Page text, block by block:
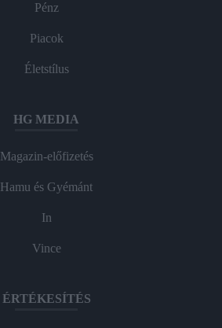
Pénz
Piacok
Életstílus
HG MEDIA
Magazin-előfizetés
Hamu és Gyémánt
In
Vince
ÉRTÉKESÍTÉS